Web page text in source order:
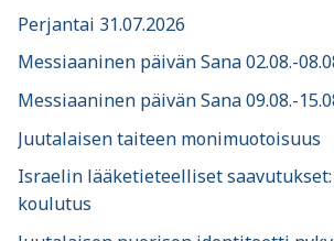
Perjantai 31.07.2026
Messiaaninen päivän Sana 02.08.-
Messiaaninen päivän Sana 09.08.-
Juutalaisen taiteen monimuotoisuus
Israelin lääketieteelliset
koulutus